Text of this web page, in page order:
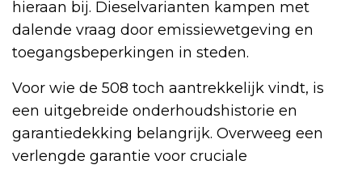
hieraan bij. Dieselvarianten kampen met
dalende vraag door emissiewetgeving en
toegangsbeperkingen in steden.
Voor wie de 508 toch aantrekkelijk vindt, is
een uitgebreide onderhoudshistorie en
garantiedekking belangrijk. Overweeg een
verlengde garantie voor cruciale